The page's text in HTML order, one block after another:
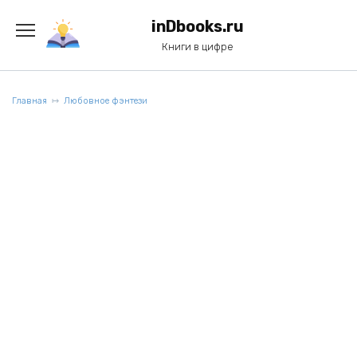
содержанию
inDbooks.ru
Книги в цифре
Главная Любовное фэнтези